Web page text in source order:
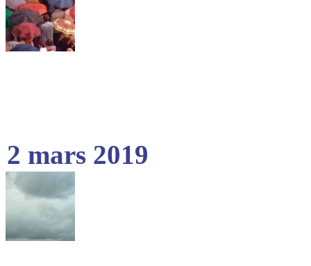
2 mars 2019